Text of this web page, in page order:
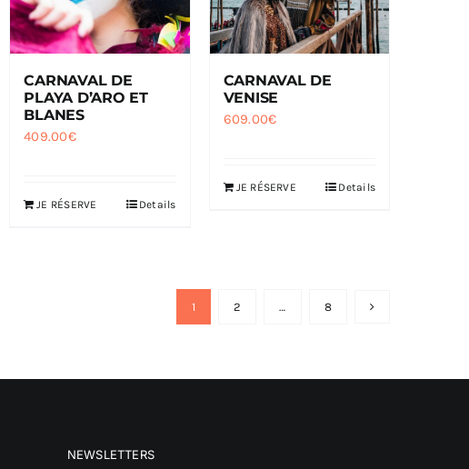
CARNAVAL DE
PLAYA D’ARO ET
BLANES
409.00€
JE RÉSERVE Details
CARNAVAL DE
VENISE
609.00€
JE RÉSERVE Details
1 2 … 8
NEWSLETTERS